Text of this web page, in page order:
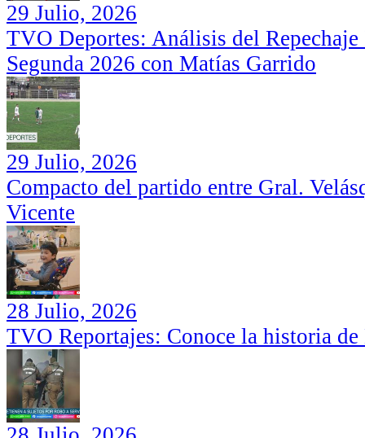
29 Julio, 2026
TVO Deportes: Análisis del
Segunda 2026 con Matías Garrido
29 Julio, 2026
Compacto del partido entre Gral.
Vicente
28 Julio, 2026
TVO Reportajes: Conoce la historia